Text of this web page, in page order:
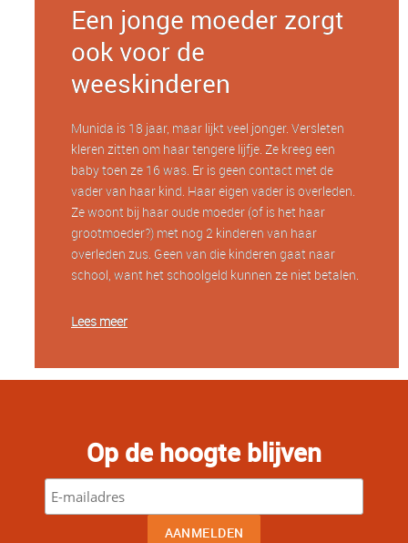
Een jonge moeder zorgt
ook voor de
weeskinderen
Munida is 18 jaar, maar lijkt veel jonger. Versleten
kleren zitten om haar tengere lijfje. Ze kreeg een
baby toen ze 16 was. Er is geen contact met de
vader van haar kind. Haar eigen vader is overleden.
Ze woont bij haar oude moeder (of is het haar
grootmoeder?) met nog 2 kinderen van haar
overleden zus. Geen van die kinderen gaat naar
school, want het schoolgeld kunnen ze niet betalen.
Lees meer
Op de hoogte blijven